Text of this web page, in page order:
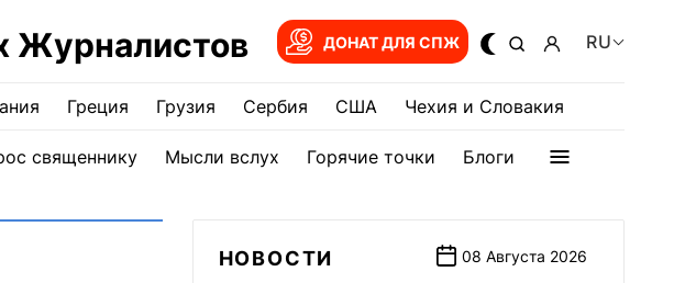
Журналистов ДОНАТ ДЛЯ СПЖ RU
Греция Грузия Сербия США Чехия и Словакия
священнику Мысли вслух Горячие точки Блоги
НОВОСТИ 08 Августа 2026